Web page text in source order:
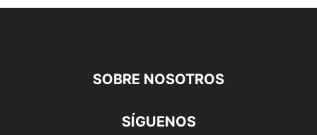
SOBRE NOSOTROS
SÍGUENOS